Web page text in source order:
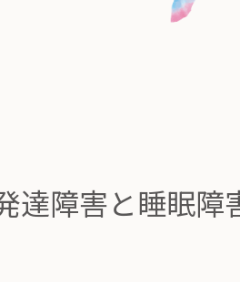
達障害と睡眠障